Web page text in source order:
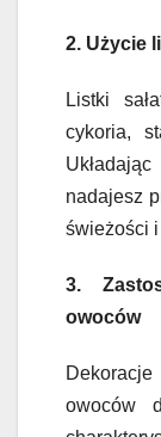
2. Użycie
Listki
cykoria,
nadajesz
świeżości
3.
owoców
owoców